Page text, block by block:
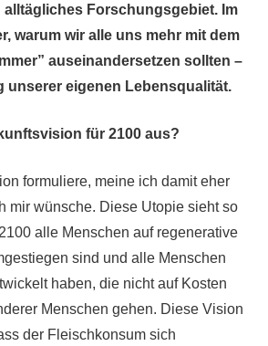
Forschungsgebiet. Im
warum wir alle uns mehr mit dem
auseinandersetzen sollten –
unserer eigenen Lebensqualität.
für 2100 aus?
formuliere, meine ich damit eher
mir wünsche. Diese Utopie sieht so
alle Menschen auf regenerative
sind und alle Menschen
haben, die nicht auf Kosten
Menschen gehen. Diese Vision
der Fleischkonsum sich